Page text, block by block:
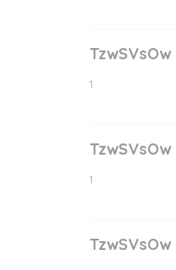
TzwSVsOw
1
TzwSVsOw
1
TzwSVsOw